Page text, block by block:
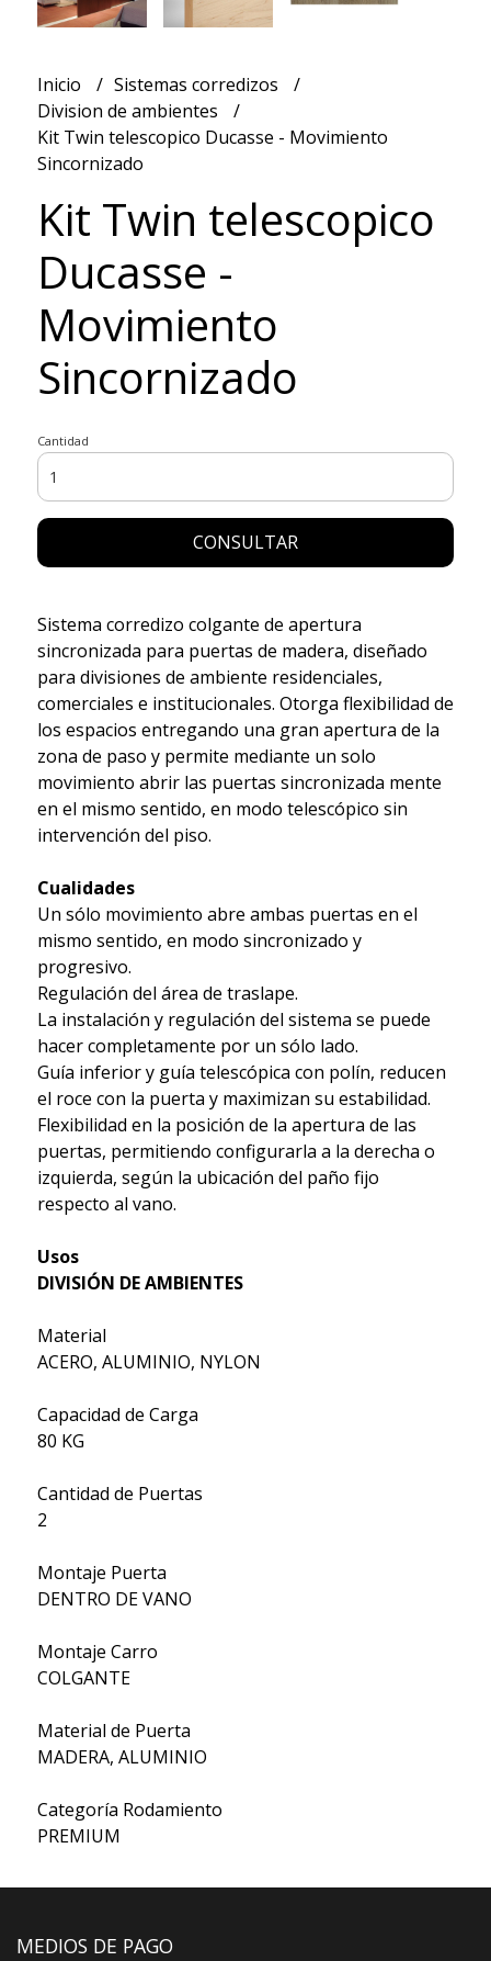
Inicio
Sistemas corredizos
Division de ambientes
Kit Twin telescopico Ducasse - Movimiento
Sincornizado
Kit Twin telescopico
Ducasse -
Movimiento
Sincornizado
Cantidad
CONSULTAR
Sistema corredizo colgante de apertura
sincronizada para puertas de madera, diseñado
para divisiones de ambiente residenciales,
comerciales e institucionales. Otorga flexibilidad de
los espacios entregando una gran apertura de la
zona de paso y permite mediante un solo
movimiento abrir las puertas sincronizada mente
en el mismo sentido, en modo telescópico sin
intervención del piso.
Cualidades
Un sólo movimiento abre ambas puertas en el
mismo sentido, en modo sincronizado y
progresivo.
Regulación del área de traslape.
La instalación y regulación del sistema se puede
hacer completamente por un sólo lado.
Guía inferior y guía telescópica con polín, reducen
el roce con la puerta y maximizan su estabilidad.
Flexibilidad en la posición de la apertura de las
puertas, permitiendo configurarla a la derecha o
izquierda, según la ubicación del paño fijo
respecto al vano.
Usos
DIVISIÓN DE AMBIENTES
Material
ACERO, ALUMINIO, NYLON
Capacidad de Carga
80 KG
Cantidad de Puertas
2
Montaje Puerta
DENTRO DE VANO
Montaje Carro
COLGANTE
Material de Puerta
MADERA, ALUMINIO
Categoría Rodamiento
PREMIUM
MEDIOS DE PAGO